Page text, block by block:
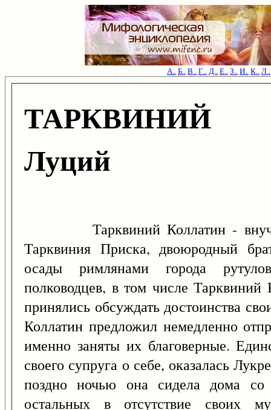
А..Б..В..Г..Д..Е..З..И..К..Л..
ТАРКВИНИЙ
Луций
Тарквиний Коллатин -
Тарквиния Приска, двоюродный
осады римлянами города
полководцев, в том числе
принялись обсуждать достоинства
Коллатин предложил немедленно
именно заняты их благоверные.
своего супруга о себе, оказалась
поздно ночью она сидела дома
остальных в отсутствие своих